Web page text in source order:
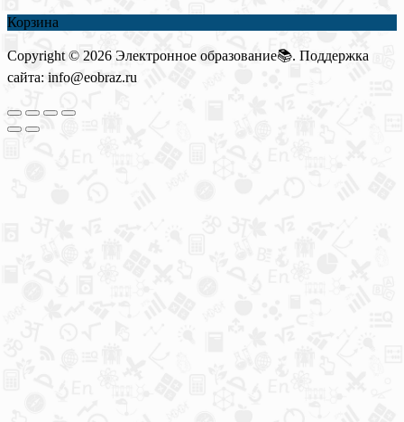
Корзина
Copyright © 2026 Электронное образование📚. Поддержка
сайта: info@eobraz.ru